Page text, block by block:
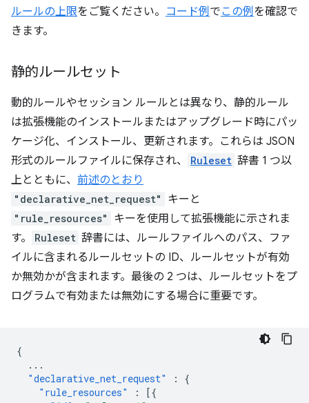
ルールの上限をご覧ください。 コード例でこの例を確認で
きます。
静的ルールセット
動的ルールやセッション ルールとは異なり、静的ルール
は拡張機能のインストールまたはアップグレード時にパッ
ケージ化、インストール、更新されます。これらは JSON
形式のルールファイルに保存され、
Ruleset 辞書 1 つ以
上とともに、 前述のとおり
"declarative_net_request" キーと
"rule_resources"
キーを使用して拡張機能に示されま
す。
Ruleset 辞書には、ルールファイルへのパス、ファ
イルに含まれるルールセットの ID、ルールセットが有効
か無効かが含まれます。最後の 2 つは、ルールセットをプ
ログラムで有効または無効にする場合に重要です。
{
...
"declarative_net_request"
:
{
"rule_resources"
:
[{